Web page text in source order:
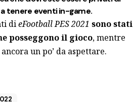
tenere eventi in-game.
dieFootball PES 2021 sono stati
posseggono il gioco, mentre
un po’ da aspettare.